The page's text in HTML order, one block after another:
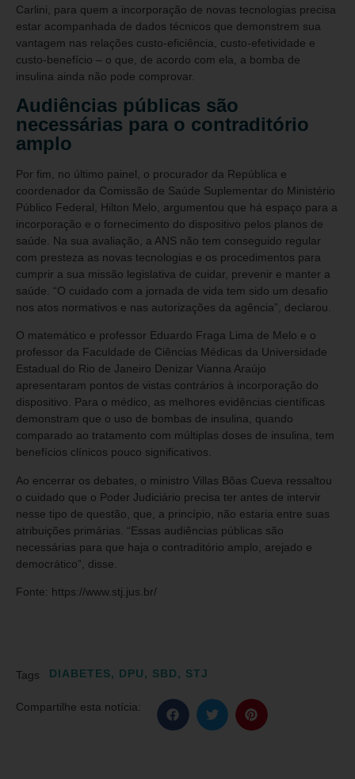
Carlini, para quem a incorporação de novas tecnologias precisa
estar acompanhada de dados técnicos que demonstrem sua
vantagem nas relações custo-eficiência, custo-efetividade e
custo-benefício – o que, de acordo com ela, a bomba de
insulina ainda não pode comprovar.
Audiências públicas são
necessárias para o contraditório
amplo
Por fim, no último painel, o procurador da República e
coordenador da Comissão de Saúde Suplementar do Ministério
Público Federal, Hilton Melo, argumentou que há espaço para a
incorporação e o fornecimento do dispositivo pelos planos de
saúde. Na sua avaliação, a ANS não tem conseguido regular
com presteza as novas tecnologias e os procedimentos para
cumprir a sua missão legislativa de cuidar, prevenir e manter a
saúde. “O cuidado com a jornada de vida tem sido um desafio
nos atos normativos e nas autorizações da agência”, declarou.
O matemático e professor Eduardo Fraga Lima de Melo e o
professor da Faculdade de Ciências Médicas da Universidade
Estadual do Rio de Janeiro Denizar Vianna Araújo
apresentaram pontos de vistas contrários à incorporação do
dispositivo. Para o médico, as melhores evidências científicas
demonstram que o uso de bombas de insulina, quando
comparado ao tratamento com múltiplas doses de insulina, tem
benefícios clínicos pouco significativos.
Ao encerrar os debates, o ministro Villas Bôas Cueva ressaltou
o cuidado que o Poder Judiciário precisa ter antes de intervir
nesse tipo de questão, que, a princípio, não estaria entre suas
atribuições primárias. “Essas audiências públicas são
necessárias para que haja o contraditório amplo, arejado e
democrático”, disse.
Fonte: https://www.stj.jus.br/
Tags DIABETES, DPU, SBD, STJ
Compartilhe esta notícia: